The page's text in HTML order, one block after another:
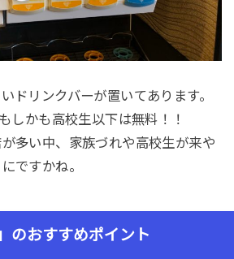
ドリンクバーが置いてあります。
しかも高校生以下は無料！！
多い中、家族づれや高校生が来や
ですかね。
のおすすめポイント